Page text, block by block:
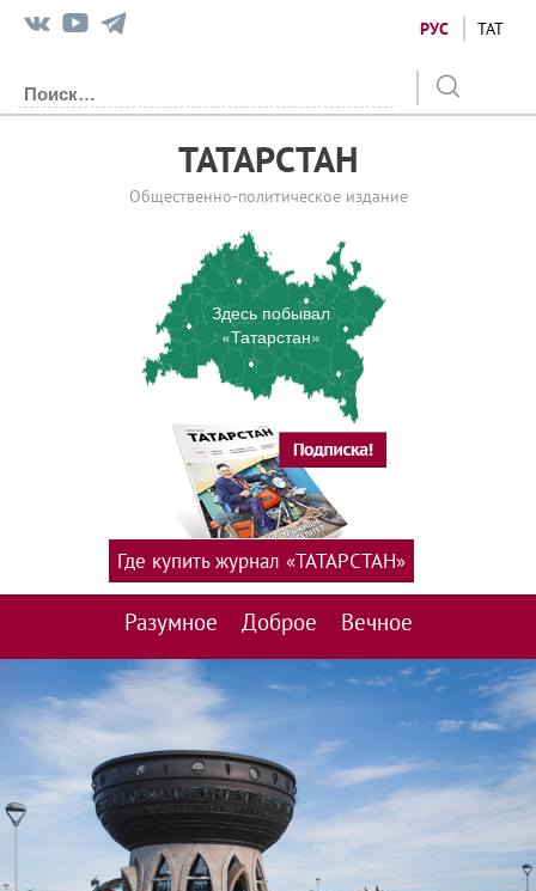
РУС ТАТ
ТАТАРСТАН
Общественно-политическое издание
Здесь побывал
«Татарстан»
Разумное Доброе Вечное
Где купить журнал «ТАТАРСТАН»